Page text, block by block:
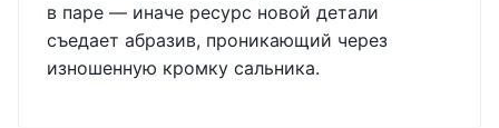
в паре — иначе ресурс новой детали
съедает абразив, проникающий через
изношенную кромку сальника.